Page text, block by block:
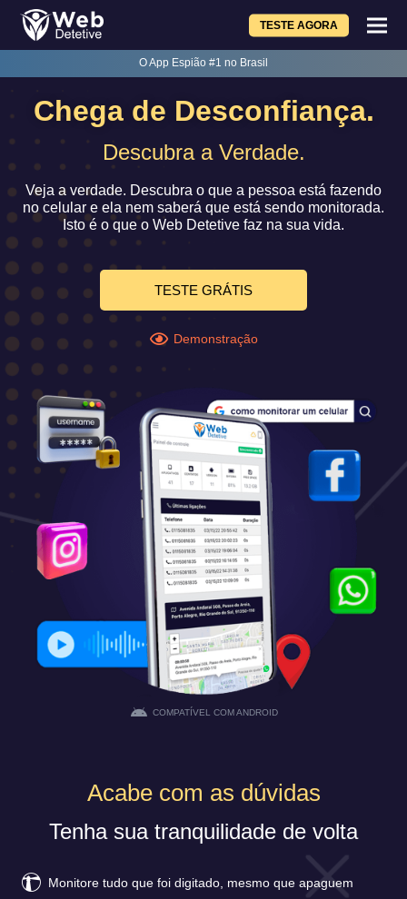
TESTE AGORA
O App Espião #1 no Brasil
Chega de Desconfiança.
Descubra a Verdade.
Veja a verdade. Descubra o que a pessoa está fazendo
no celular e ela nem saberá que está sendo monitorada.
Isto é o que o Web Detetive faz na sua vida.
TESTE GRÁTIS
Demonstração
COMPATÍVEL COM ANDROID
Acabe com as dúvidas
Tenha sua tranquilidade de volta
Monitore tudo que foi digitado, mesmo que apaguem